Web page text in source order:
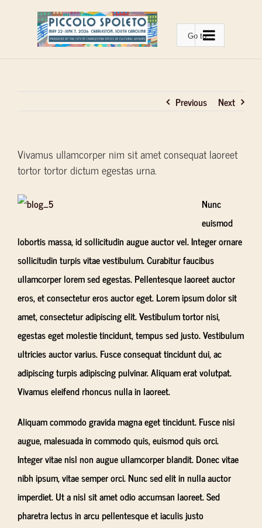
Go to...
Previous Next
Vivamus ullamcorper nim sit amet consequat laoreet
tortor tortor dictum egestas urna.
Nunc
euismod
lobortis massa, id sollicitudin augue auctor vel. Integer ornare
sollicitudin turpis vitae vestibulum. Curabitur faucibus
ullamcorper lorem sed egestas. Pellentesque laoreet auctor
eros, et consectetur eros auctor eget. Lorem ipsum dolor sit
amet, consectetur adipiscing elit. Vestibulum tortor nisi,
egestas eget molestie tincidunt, tempus sed justo. Vestibulum
ultricies auctor varius. Fusce consequat tincidunt dui, ac
adipiscing turpis adipiscing pulvinar. Aliquam erat volutpat.
Vivamus eleifend rhoncus nulla in laoreet.
Aliquam commodo gravida magna eget tincidunt. Fusce nisi
augue, malesuada in commodo quis, euismod quis orci.
Integer vitae nisl non augue ullamcorper blandit. Donec vitae
nibh ipsum, vitae semper orci. Nunc sed elit in nulla auctor
imperdiet. Ut a nisl sit amet odio accumsan laoreet. Sed
pharetra lectus in arcu pellentesque et iaculis justo